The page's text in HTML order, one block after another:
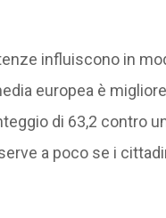
influiscono in
europea è
di 63,2 contro
a poco se i